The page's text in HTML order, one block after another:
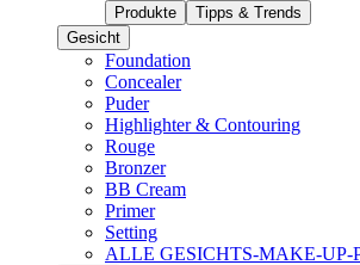
Produkte
Tipps & Trends
Gesicht
Foundation
Concealer
Puder
Highlighter & Contouring
Rouge
Bronzer
BB Cream
Primer
Setting
ALLE GESICHTS-MAKE-